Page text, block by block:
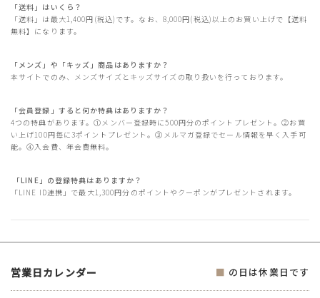
「送料」はいくら？
「送料」は最大1,400円(税込)です。なお、8,000円(税込)以上のお買い上げで【送料
無料】になります。
「メンズ」や「キッズ」商品はありますか？
本サイトでのみ、メンズサイズとキッズサイズの取り扱いを行っております。
「会員登録」すると何か特典はありますか？
4つの特典があります。①メンバー登録時に500円分のポイントプレゼント。②お買
い上げ100円毎に3ポイントプレゼント。③メルマガ登録でセール情報を早く入手可
能。④入会費、年会費無料。
「LINE」の登録特典はありますか？
「LINE ID連携」で最大1,300円分のポイントやクーポンがプレゼントされます。
営業日カレンダー ■ の日は休業日です